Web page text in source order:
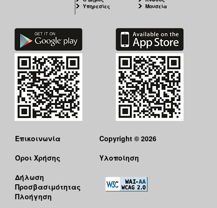
Υπηρεσίες
Μουσεία
Επικοινωνία
Όροι Χρήσης
Δήλωση
Προσβασιμότητας
Πλοήγηση
Copyright © 2026
Υλοποίηση